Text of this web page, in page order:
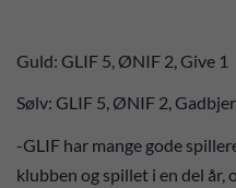
Guld: GLIF 5, ØNIF 2, Give 1
Sølv: GLIF 5, ØNIF 2,
-GLIF har mange gode
klubben og spillet i en del år,